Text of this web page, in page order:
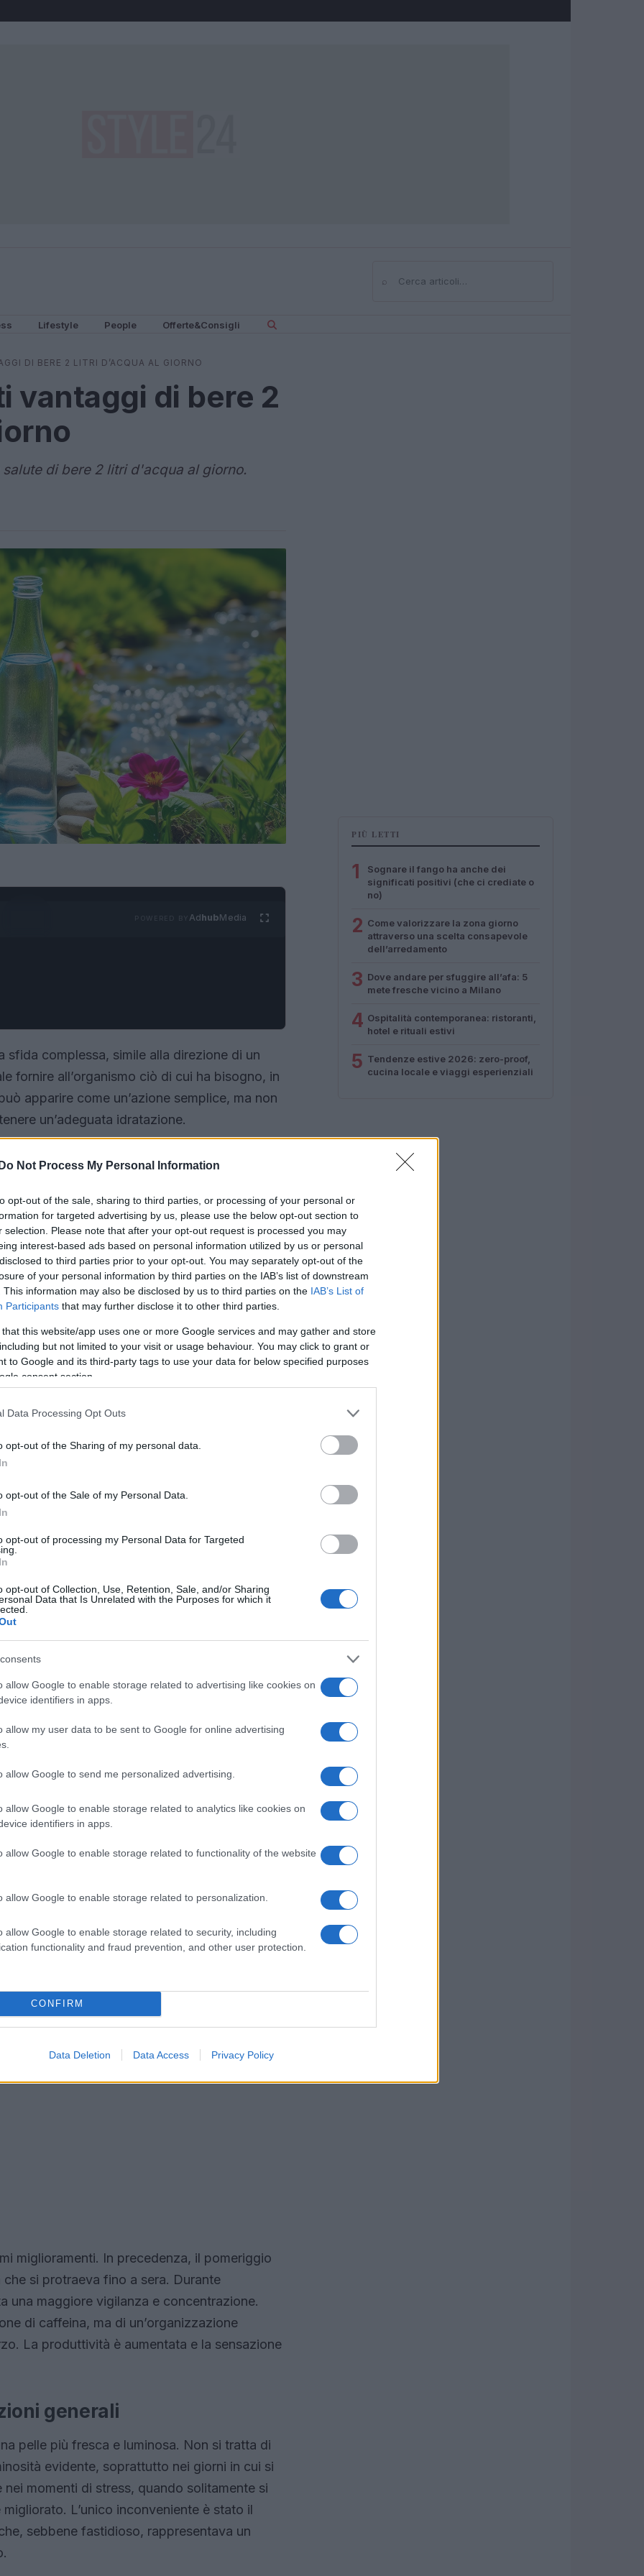
Do Not Process My Personal Information
opt-out of the sale, sharing to third parties, or processing of your personal or
for targeted advertising by us, please use the below opt-out section to
selection. Please note that after your opt-out request is processed you may
interest-based ads based on personal information utilized by us or personal
to third parties prior to your opt-out. You may separately opt-out of the
of your personal information by third parties on the IAB’s list of downstream
This information may also be disclosed by us to third parties on the IAB’s List of
Participants that may further disclose it to other third parties.
that this website/app uses one or more Google services and may gather and store
but not limited to your visit or usage behaviour. You may click to grant or
to Google and its third-party tags to use your data for below specified purposes
consent section.
Data Processing Opt Outs
opt-out of the Sharing of my personal data.
opt-out of the Sale of my Personal Data.
opt-out of processing my Personal Data for Targeted
opt-out of Collection, Use, Retention, Sale, and/or Sharing
Data that Is Unrelated with the Purposes for which it
allow Google to enable storage related to advertising like cookies on
identifiers in apps.
allow my user data to be sent to Google for online advertising
allow Google to send me personalized advertising.
allow Google to enable storage related to analytics like cookies on
identifiers in apps.
allow Google to enable storage related to functionality of the website
allow Google to enable storage related to personalization.
allow Google to enable storage related to security, including
functionality and fraud prevention, and other user protection.
CONFIRM
Data Deletion Data Access Privacy Policy
⌕Cerca
Lifestyle People Offerte&Consigli
DI BERE 2 LITRI D’ACQUA AL GIORNO
vantaggi di bere 2
di bere 2 litri d'acqua al giorno.
AdhubMedia
complessa, simile alla direzione di un
fornire all’organismo ciò di cui ha bisogno, in
apparire come un’azione semplice, ma non
un’adeguata idratazione.
da bere
un adulto dovrebbe consumare tra i
fattori come il clima, l’età e il livello di
come un maratoneta, necessita di una
uno stile di vita sedentario. L’acqua è
ma svolge anche funzioni vitali all’interno del
a regolare latemperatura corporea, migliora le
della
tossine e rifiuti. Nonostante ciò, molte
bevono, preferendo bevande più gustose
il proprio stato di salute seguendo le
Si è deciso di impegnarsi a bere 2 litri
l’intento di notare un cambiamento nel
rivelata più difficile del previsto: dopo le prime
intensa che si percepiva quasi un
miglioramenti. In precedenza, il pomeriggio
si protraeva fino a sera. Durante
una maggiore vigilanza e concentrazione.
di caffeina, ma di un’organizzazione
La produttività è aumentata e la sensazione
generali
pelle più fresca e luminosa. Non si tratta di
evidente, soprattutto nei giorni in cui si
momenti di stress, quando solitamente si
L’unico inconveniente è stato il
sebbene fastidioso, rappresentava un
PIÙ LETTI
1
Sognare il fango ha anche dei
significati positivi (che ci crediate o
no)
2 Come valorizzare la zona giorno
attraverso una scelta consapevole
dell’arredamento
3 Dove andare per sfuggire all’afa: 5
mete fresche vicino a Milano
4 Ospitalità contemporanea: ristoranti,
hotel e rituali estivi
5 Tendenze estive 2026: zero-proof,
cucina locale e viaggi esperienziali